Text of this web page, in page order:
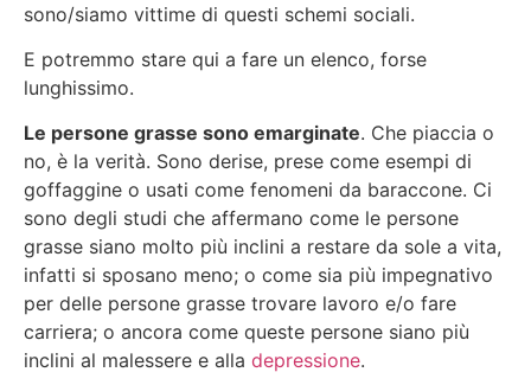
sono/siamo vittime di questi schemi sociali.
E potremmo stare qui a fare un elenco, forse
lunghissimo.
Le persone grasse sono emarginate. Che piaccia o
no, è la verità. Sono derise, prese come esempi di
goffaggine o usati come fenomeni da baraccone. Ci
sono degli studi che affermano come le persone
grasse siano molto più inclini a restare da sole a vita,
infatti si sposano meno; o come sia più impegnativo
per delle persone grasse trovare lavoro e/o fare
carriera; o ancora come queste persone siano più
inclini al malessere e alla depressione.